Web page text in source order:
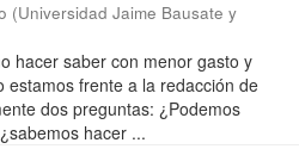
(Universidad Jaime Bausate y
hacer saber con menor gasto y
estamos frente a la redacción de
dos preguntas: ¿Podemos
hacer ...